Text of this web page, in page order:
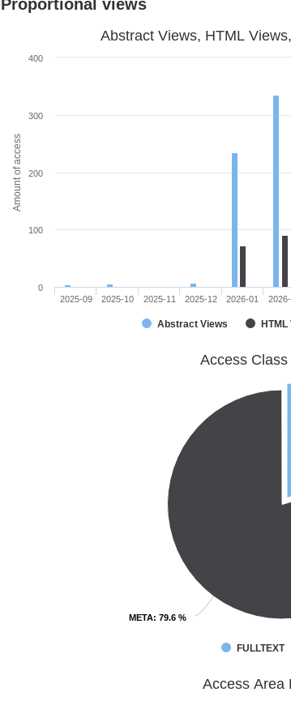
Proportional views
Amount of access
Abstract Views, HTML
Abstract Views HTML
2025-09 2025-10 2025-11 2025-12 2026-01
0
100
200
300
400
Access
META: 79.6 %
META: 79.6 %
FULLTEXT
Access Area